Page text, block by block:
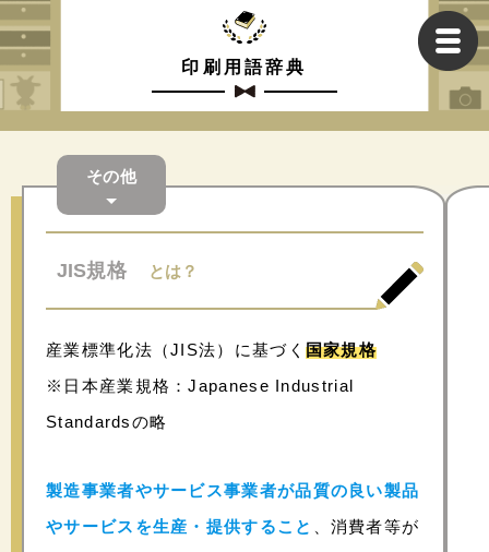
印刷用語辞典
その他
JIS規格 とは？
産業標準化法（JIS法）に基づく 国家規格
※日本産業規格：Japanese Industrial
Standardsの略
製造事業者やサービス事業者が品質の良い製品
やサービスを生産・提供すること
、消費者等が